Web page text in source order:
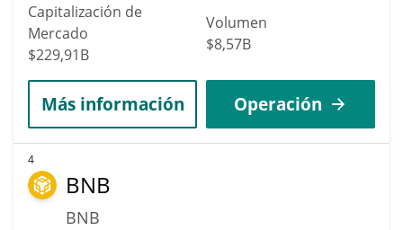
Capitalización de
Mercado
$229,91B
Volumen
$8,57B
Más información Operación
4
BNB
BNB